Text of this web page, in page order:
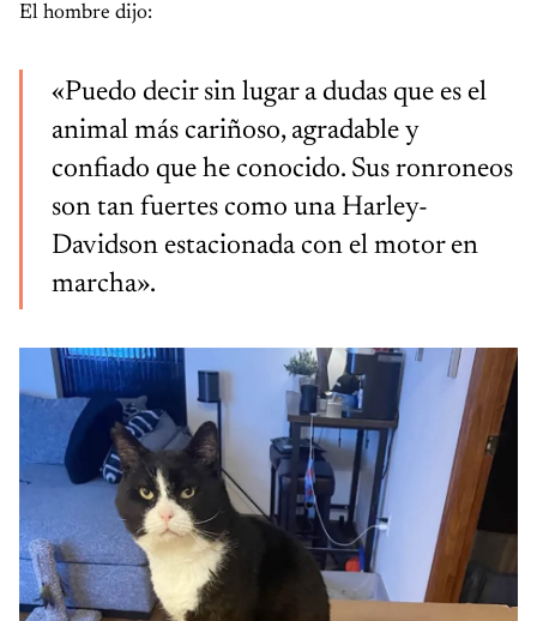
El hombre dijo:
«Puedo decir sin lugar a dudas que es el
animal más cariñoso, agradable y
confiado que he conocido. Sus ronroneos
son tan fuertes como una Harley-
Davidson estacionada con el motor en
marcha».